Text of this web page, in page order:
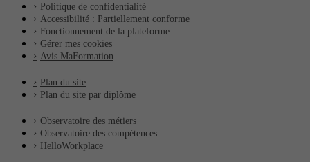
Politique de confidentialité
Accessibilité : Partiellement conforme
Fonctionnement de la plateforme
Gérer mes cookies
Avis MaFormation
Plan du site
Plan du site par diplôme
Observatoire des métiers
Observatoire des compétences
HelloWorkplace